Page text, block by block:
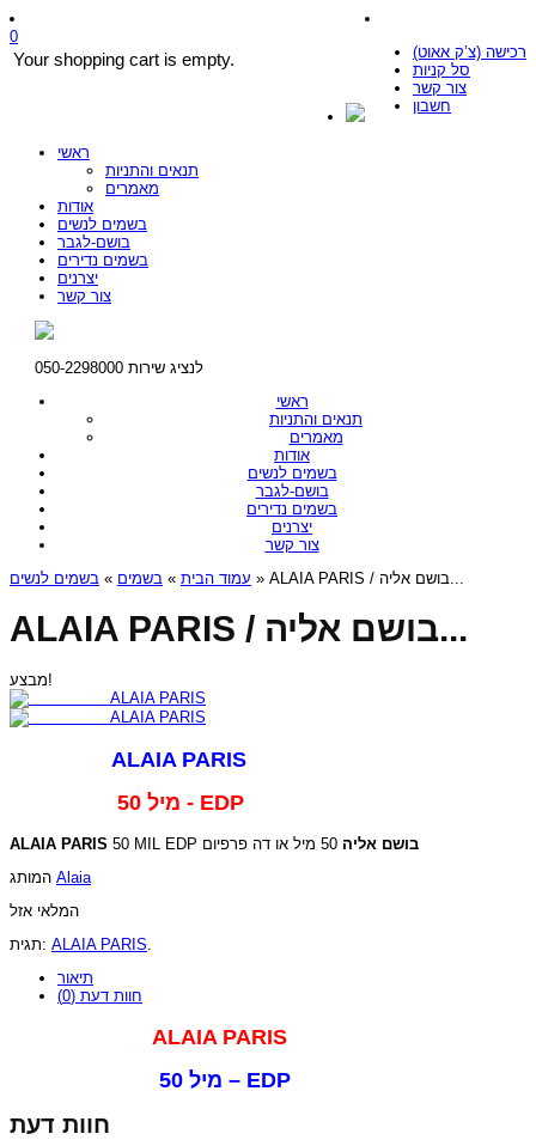
רכישה (צ’ק אאוט)
סל קניות
צור קשר
חשבון
0
Your shopping cart is empty.
ראשי
תנאים והתניות
מאמרים
אודות
בשמים לנשים
בושם-לגבר
בשמים נדירים
יצרנים
צור קשר
לנציג שירות 050-2298000
ראשי
תנאים והתניות
מאמרים
אודות
בשמים לנשים
בושם-לגבר
בשמים נדירים
יצרנים
צור קשר
עמוד הבית » בשמים » בשמים לנשים » ALAIA PARIS / בושם אליה...
ALAIA PARIS / בושם אליה...
מבצע!
ALAIA PARIS
50 מיל - EDP
ALAIA PARIS 50 MIL EDP בושם אליה
Alaia
המלאי אזל
תגית: ALAIA PARIS.
תיאור
חוות דעת (0)
ALAIA PARIS
50 מיל – EDP
חוות דעת